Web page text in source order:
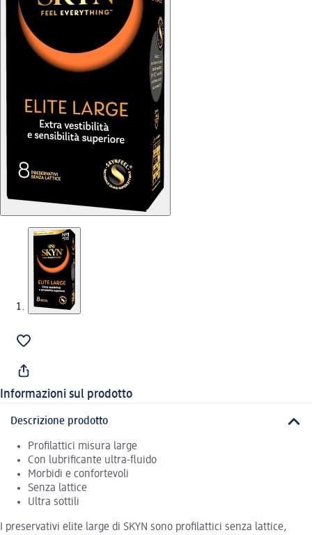
Informazioni sul prodotto
Descrizione prodotto
Profilattici misura large
Con lubrificante ultra-fluido
Morbidi e confortevoli
Senza lattice
Ultra sottili
I preservativi elite large di SKYN sono profilattici senza lattice,